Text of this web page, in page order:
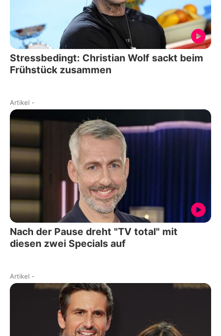
Stressbedingt: Christian Wolf sackt beim
Frühstück zusammen
Artikel -
Nach der Pause dreht "TV total" mit
diesen zwei Specials auf
Artikel -